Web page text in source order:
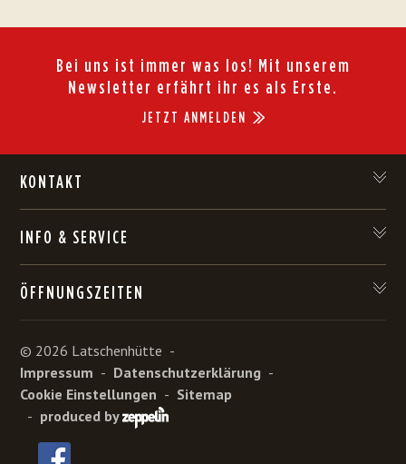
Bei uns ist immer was los! Mit unserem
Newsletter erfährt ihr es als Erste.
JETZT ANMELDEN
KONTAKT
INFO & SERVICE
ÖFFNUNGSZEITEN
© 2026 Latschenhütte -
Impressum - Datenschutzerklärung -
Cookie Einstellungen - Sitemap
- produced by